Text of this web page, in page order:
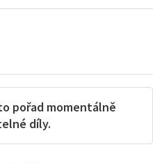
pořad momentálně
díly.